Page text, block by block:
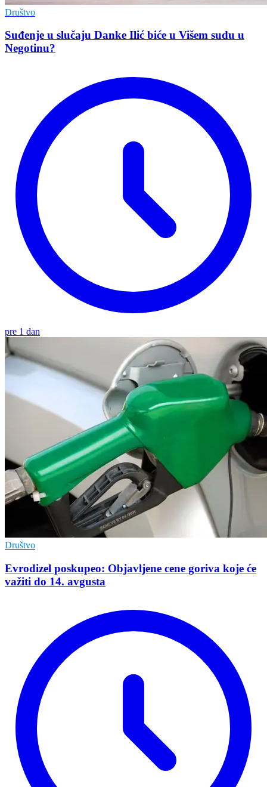
Društvo
Suđenje u slučaju Danke Ilić biće u Višem sudu u
Negotinu?
pre 1 dan
Društvo
Evrodizel poskupeo: Objavljene cene goriva koje će
važiti do 14. avgusta